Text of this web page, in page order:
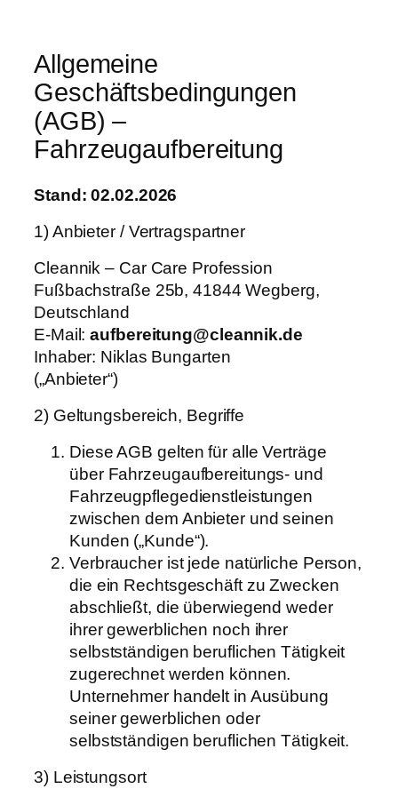
Allgemeine
Geschäftsbedingungen
(AGB) –
Fahrzeugaufbereitung
Stand: 02.02.2026
1) Anbieter / Vertragspartner
Cleannik – Car Care Profession
Fußbachstraße 25b, 41844 Wegberg,
Deutschland
E-Mail:aufbereitung@cleannik.de
Inhaber: Niklas Bungarten
(„Anbieter“)
2) Geltungsbereich, Begriffe
Diese AGB gelten für alle Verträge
über Fahrzeugaufbereitungs- und
Fahrzeugpflegedienstleistungen
zwischen dem Anbieter und seinen
Kunden („Kunde“).
Verbraucher ist jede natürliche Person,
die ein Rechtsgeschäft zu Zwecken
abschließt, die überwiegend weder
ihrer gewerblichen noch ihrer
selbstständigen beruflichen Tätigkeit
zugerechnet werden können.
Unternehmer handelt in Ausübung
seiner gewerblichen oder
selbstständigen beruflichen Tätigkeit.
3) Leistungsort